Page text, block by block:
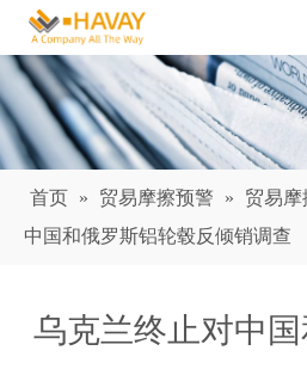
首页 » 贸易摩擦预警 » 贸易摩
中国和俄罗斯铝轮毂反倾销调查
乌克兰终止对中